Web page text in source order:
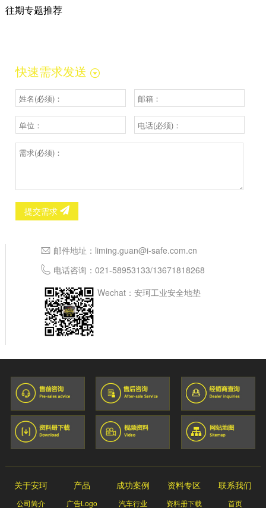
往期专题推荐
快速需求发送
提交需求
邮件地址： liming.guan@i-safe.com.cn
电话咨询： 021-58953133/13671818268
Wechat：安珂工业安全地垫
关于安珂
公司简介
产品
广告Logo
成功案例
汽车行业
资料专区
资料册下载
联系我们
首页